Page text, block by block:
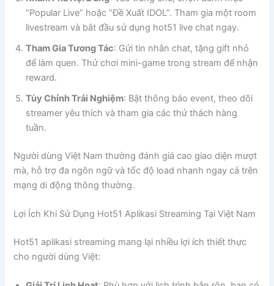
“Popular Live” hoặc “Đề Xuất IDOL”. Tham gia một room
livestream và bắt đầu sử dụng hot51 live chat ngay.
Tham Gia Tương Tác: Gửi tin nhắn chat, tặng gift nhỏ
để làm quen. Thử chơi mini-game trong stream để nhận
reward.
Tùy Chỉnh Trải Nghiệm: Bật thông báo event, theo dõi
streamer yêu thích và tham gia các thử thách hàng
tuần.
Người dùng Việt Nam thường đánh giá cao giao diện mượt
mà, hỗ trợ đa ngôn ngữ và tốc độ load nhanh ngay cả trên
mạng di động thông thường.
Lợi Ích Khi Sử Dụng Hot51 Aplikasi Streaming Tại Việt Nam
Hot51 aplikasi streaming mang lại nhiều lợi ích thiết thực
cho người dùng Việt: